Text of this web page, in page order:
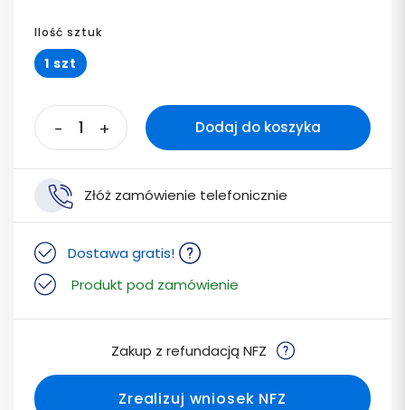
Ilość sztuk
1 szt
- + Dodaj do koszyka
Złóż zamówienie telefonicznie
Dostawa gratis!
Produkt pod zamówienie
Zakup z refundacją NFZ
Zrealizuj wniosek NFZ